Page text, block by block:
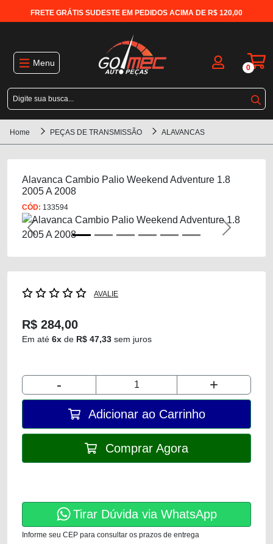
FRETE GRÁTIS SUDESTE EM PEDIDOS ACIMA DE R$ 120,00
Menu 0
Home PEÇAS DE TRANSMISSÃO ALAVANCAS
Alavanca Cambio Palio Weekend Adventure 1.8
2005 A 2008
CÓD: 133594
Previous Next
AVALIE
R$ 284,00
Em até 6x de R$ 47,33 sem juros
- +
Adicionar ao Carrinho
Comprar Agora
Tirar Dúvida via WhatsApp
Informe seu CEP para consultar os prazos de entrega